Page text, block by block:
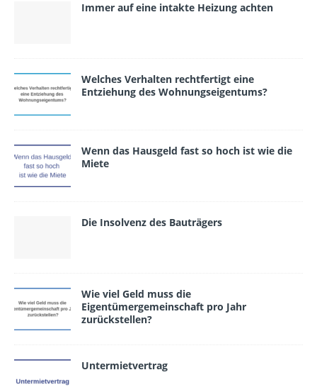
Immer auf eine intakte Heizung achten
Welches Verhalten rechtfertigt eine
Entziehung des Wohnungseigentums?
Wenn das Hausgeld fast so hoch ist wie die
Miete
Die Insolvenz des Bauträgers
Wie viel Geld muss die
Eigentümergemeinschaft pro Jahr
zurückstellen?
Untermietvertrag